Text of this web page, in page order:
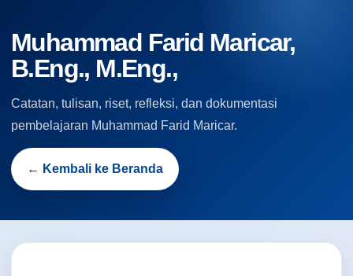
Muhammad Farid Maricar,
B.Eng., M.Eng.,
Catatan, tulisan, riset, refleksi, dan dokumentasi
pembelajaran Muhammad Farid Maricar.
← Kembali ke Beranda